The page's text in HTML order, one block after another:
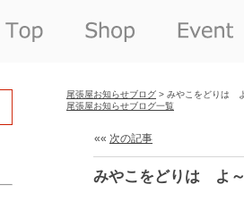
尾張屋お知らせブログ > みやこをどりは
尾張屋お知らせブログ一覧
«« 次の記事
みやこをどりは よ